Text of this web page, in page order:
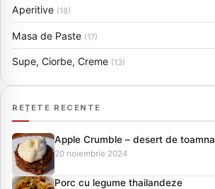
Aperitive (18)
Masa de Paste (17)
Supe, Ciorbe, Creme (13)
REȚETE RECENTE
Apple Crumble – desert de toamna
20 noiembrie 2024
Porc cu legume thailandeze